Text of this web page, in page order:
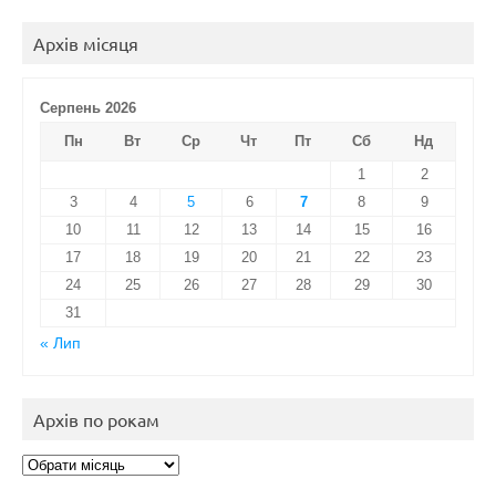
Архів місяця
Серпень 2026
Пн
Вт Ср Чт Пт Сб
Нд
1
2
3
4 5 6 7 8
9
10
11 12 13 14 15
16
17
18 19 20 21 22
23
24
25 26 27 28 29
30
31
« Лип
Архів по рокам
Архів